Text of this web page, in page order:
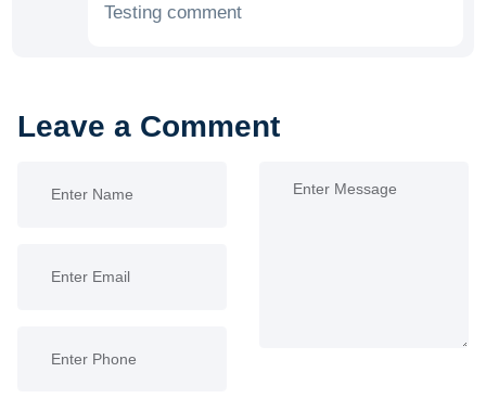
Testing comment
Leave a Comment